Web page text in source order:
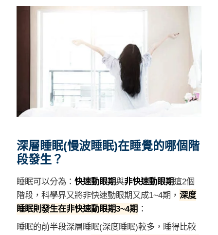
深層睡眠(慢波睡眠)在睡覺的哪個階
段發生？
睡眠可以分為： 快速動眼期與非快速動眼期這2個
階段，科學界又將非快速動眼期又成1~4期， 深度
睡眠則發生在非快速動眼期3~4期 ：
睡眠的前半段深層睡眠(深度睡眠)較多，睡得比較